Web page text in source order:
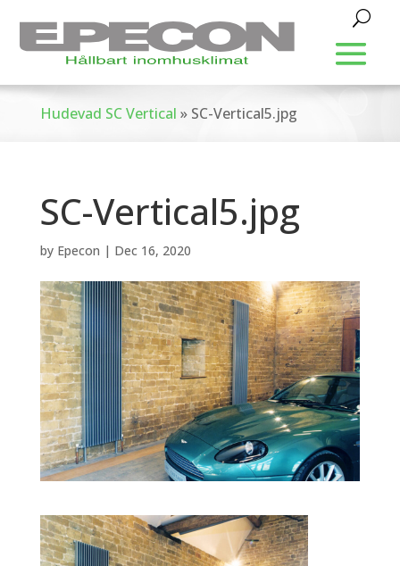
Hudevad SC Vertical » SC-Vertical5.jpg
SC-Vertical5.jpg
by Epecon | Dec 16, 2020